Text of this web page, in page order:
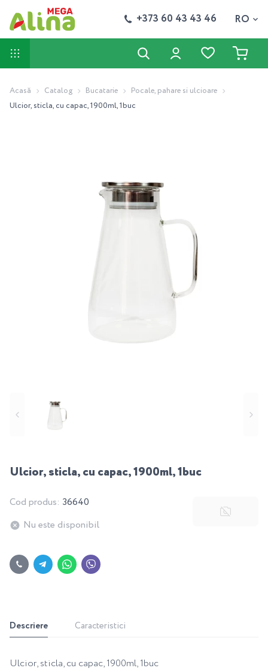
+373 60 43 43 46 RO
Acasă Catalog Bucatarie
Pocale, pahare si ulcioare
Ulcior, sticla, cu capac, 1900ml, 1buc
Ulcior, sticla, cu capac, 1900ml, 1buc
Cod produs: 36640
Nu este disponibil
Descriere Caracteristici
Ulcior, sticla, cu capac, 1900ml, 1buc